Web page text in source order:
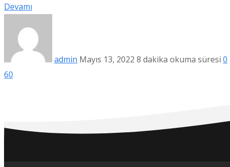
Devamı
admin Mayıs 13, 2022 8 dakika okuma süresi 0
60